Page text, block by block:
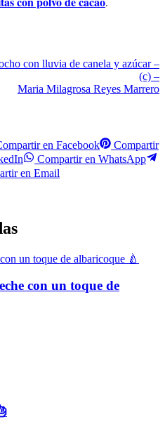
con lluvia de canela y azúcar –
(c) –
Maria Milagrosa Reyes Marrero
en Facebook
Compartir
Compartir en WhatsApp
en Email
con un toque de